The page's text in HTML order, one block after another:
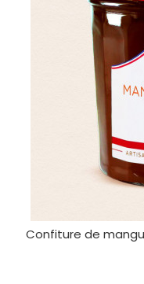
Confiture de